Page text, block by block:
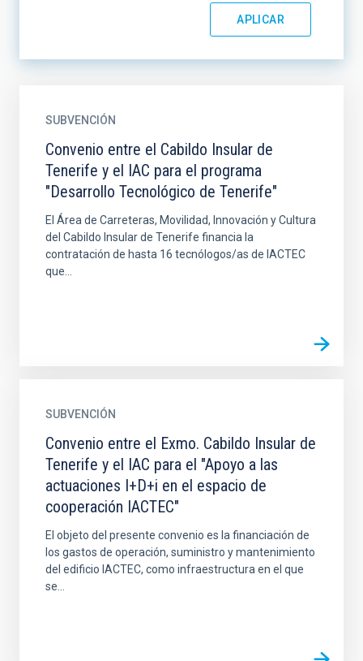
SUBVENCIÓN
Convenio entre el Cabildo Insular de
Tenerife y el IAC para el programa
"Desarrollo Tecnológico de Tenerife"
El Área de Carreteras, Movilidad, Innovación y Cultura
del Cabildo Insular de Tenerife financia la
contratación de hasta 16 tecnólogos/as de IACTEC
que...
SUBVENCIÓN
Convenio entre el Exmo. Cabildo Insular de
Tenerife y el IAC para el "Apoyo a las
actuaciones I+D+i en el espacio de
cooperación IACTEC"
El objeto del presente convenio es la financiación de
los gastos de operación, suministro y mantenimiento
del edificio IACTEC, como infraestructura en el que
se...